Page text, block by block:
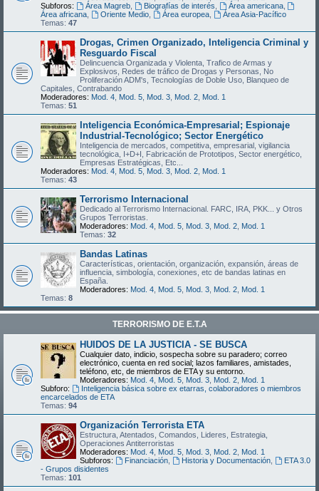
Subforos:
Área Magreb, Biografías de interés Área americana,
Área africana
Oriente Medio, Área europea,
Área Asia-Pacífico
Temas: 47
Drogas, Crimen Organizado, Inteligencia Criminal y
Resguardo Fiscal
Delincuencia Organizada y Violenta, Trafico de Armas y
Explosivos, Redes de tráfico de Drogas y Personas, No
Proliferación ADM's, Tecnologías de Doble Uso, Blanqueo de
Capitales, Contrabando
Moderadores: Mod. 4 Mod. 5 Mod. 3 Mod. 2 Mod. 1
Temas: 51
Inteligencia Económica-Empresarial; Espionaje
Industrial-Tecnológico; Sector Energético
Inteligencia de mercados, competitiva, empresarial, vigilancia
tecnológica, I+D+I, Fabricación de Prototipos, Sector energético,
Empresas Estratégicas, Etc...
Moderadores: Mod. 4 Mod. 5 Mod. 3 Mod. 2 Mod. 1
Temas: 43
Terrorismo Internacional
Dedicado al Terrorismo Internacional. FARC, IRA, PKK... y Otros
Grupos Terroristas.
Moderadores: Mod. 4 Mod. 5 Mod. 3 Mod. 2 Mod. 1
Temas: 32
Bandas Latinas
Características, orientación, organización, expansión, áreas de
influencia, simbología, conexiones, etc de bandas latinas en
España.
Moderadores: Mod. 4 Mod. 5 Mod. 3 Mod. 2 Mod. 1
Temas: 8
TERRORISMO DE E.T.A
HUIDOS DE LA JUSTICIA - SE BUSCA
Cualquier dato, indicio, sospecha sobre su paradero; correo
electrónico, cuenta en red social; lazos familiares, amistades,
teléfono, etc, de miembros de ETA y su entorno.
Moderadores: Mod. 4 Mod. 5 Mod. 3 Mod. 2 Mod. 1
Subforo:
Inteligencia básica sobre ex etarras, colaboradores o miembros
encarcelados de ETA
Temas: 94
Organización Terrorista ETA
Estructura, Atentados, Comandos, Lideres, Estrategia,
Operaciones Antiterroristas
Moderadores: Mod. 4 Mod. 5 Mod. 3 Mod. 2 Mod. 1
Subforos:
Financiación, Historia y Documentación,
ETA 3.0
- Grupos disidentes
Temas: 101